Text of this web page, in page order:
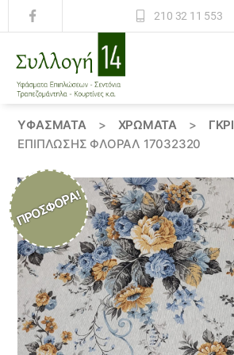
210 32 11 553
14
ΥΦΆΣΜΑΤΑ > ΧΡΏΜΑΤΑ > ΓΚΡΙ
ΕΠΊΠΛΩΣΗΣ ΦΛΟΡΆΛ 17032320
ΠΡΟΣΦΟΡΆ!